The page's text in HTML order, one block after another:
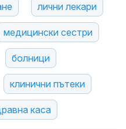
лични лекари
медицински сестри
болници
клинични пътеки
каса